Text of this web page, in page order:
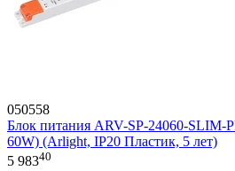
050558
Блок питания ARV-SP-24060-SLIM-
60W) (Arlight, IP20 Пластик, 5 лет)
5 98340